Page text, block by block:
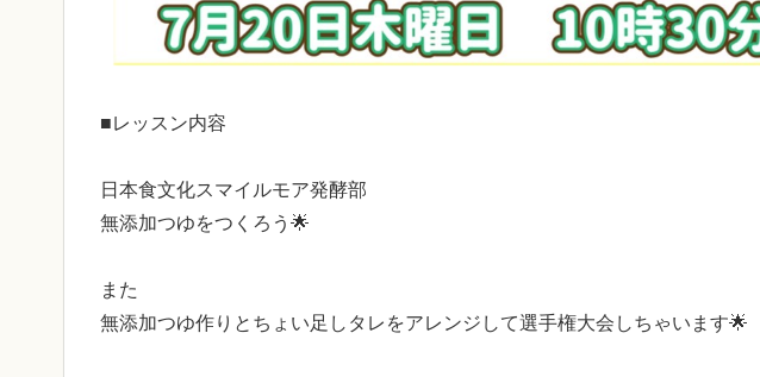
■レッスン内容
日本食文化スマイルモア発酵部
無添加つゆをつくろう🌟
⁡また
無添加つゆ作りとちょい足しタレをアレンジして選手権大会しちゃいます🌟